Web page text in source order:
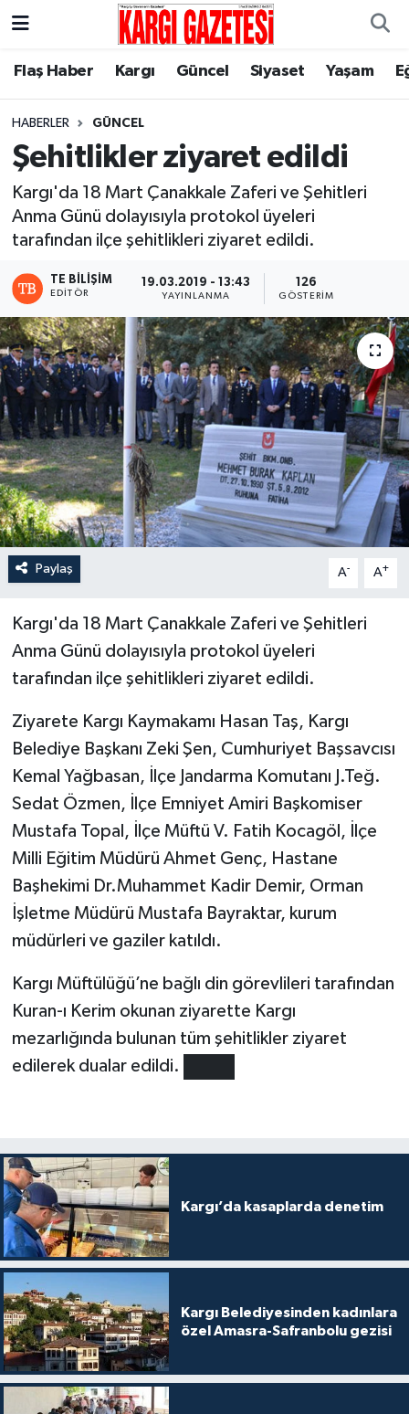
Flaş Haber Kargı Güncel Siyaset Yaşam
HABERLER GÜNCEL
Şehitlikler ziyaret edildi
Kargı'da 18 Mart Çanakkale Zaferi ve Şehitleri
Anma Günü dolayısıyla protokol üyeleri
tarafından ilçe şehitlikleri ziyaret edildi.
TE BILIŞIM
EDITÖR
19.03.2019 - 13:43
YAYINLANMA
126
GÖSTERIM
Paylaş A- A+
Kargı'da 18 Mart Çanakkale Zaferi ve Şehitleri
Anma Günü dolayısıyla protokol üyeleri
tarafından ilçe şehitlikleri ziyaret edildi.
Ziyarete Kargı Kaymakamı Hasan Taş, Kargı
Belediye Başkanı Zeki Şen, Cumhuriyet Başsavcısı
Kemal Yağbasan, İlçe Jandarma Komutanı J.Teğ.
Sedat Özmen, İlçe Emniyet Amiri Başkomiser
Mustafa Topal, İlçe Müftü V. Fatih Kocagöl, İlçe
Milli Eğitim Müdürü Ahmet Genç, Hastane
Başhekimi Dr.Muhammet Kadir Demir, Orman
İşletme Müdürü Mustafa Bayraktar, kurum
müdürleri ve gaziler katıldı.
Kargı Müftülüğü’ne bağlı din görevlileri tarafından
Kuran-ı Kerim okunan ziyarette Kargı
mezarlığında bulunan tüm şehitlikler ziyaret
edilerek dualar edildi.
Kargı’da kasaplarda denetim
Kargı Belediyesinden kadınlara
özel Amasra-Safranbolu gezisi
Flaş Haber
Kargı
Güncel
Siyaset
Nöbetçi Eczaneler
Hava Durumu
Çorum Namaz Vakitleri
Trafik Durumu
Son Dakika Haberleri
Haber Arşivi